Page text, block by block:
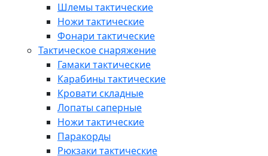
Шлемы тактические
Ножи тактические
Фонари тактические
Тактическое снаряжение
Гамаки тактические
Карабины тактические
Кровати складные
Лопаты саперные
Ножи тактические
Паракорды
Рюкзаки тактические